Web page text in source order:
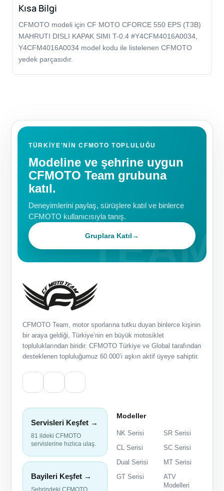
Kısa Bilgi
CFMOTO modeli için CF MOTO CFORCE 550 EPS (T3B)
MAHRUTI DISLI KAPAK SIMI T-0.4 #Y4CFM4016A0034,
Y4CFM4016A0034 model kodu ile listelenen CFMOTO
yedek parçasıdır.
TÜRKIYE'NIN CFMOTO TOPLULUĞU
Modeline ve şehrine uygun
CFMOTO Team grubuna
katıl.
Deneyimlerini paylaş, sürüşlere katıl ve binlerce
CFMOTO kullanıcısıyla tanış.
Gruplara Katıl→
CFMOTO Team, motor sporlarına tutku duyan binlerce kişinin
bir araya geldiği, Türkiye’nin en büyük motosiklet
topluluklarından biridir. CFMOTO Türkiye ve Global tarafından
desteklenen topluluğumuz 60.000’i aşkın aktif üyeye sahiptir.
Servisleri Keşfet →
81 ildeki CFMOTO
servislerine hızlıca ulaş.
Bayileri Keşfet →
Modeller
NK Serisi
SR Serisi
CL Serisi
SC Serisi
Dual Serisi
MT Serisi
GT Serisi
ATV
Modelleri